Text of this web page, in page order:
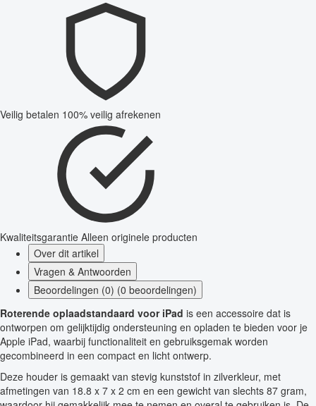
Veilig betalen 100% veilig afrekenen
Kwaliteitsgarantie Alleen originele producten
Over dit artikel
Vragen & Antwoorden
Beoordelingen (0) (0 beoordelingen)
Roterende oplaadstandaard voor iPad is een accessoire dat is
ontworpen om gelijktijdig ondersteuning en opladen te bieden voor je
Apple iPad, waarbij functionaliteit en gebruiksgemak worden
gecombineerd in een compact en licht ontwerp.
Deze houder is gemaakt van stevig kunststof in zilverkleur, met
afmetingen van 18.8 x 7 x 2 cm en een gewicht van slechts 87 gram,